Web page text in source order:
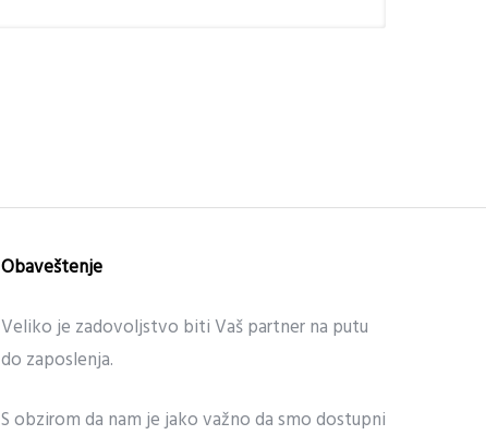
Obaveštenje
Veliko je zadovoljstvo biti Vaš partner na putu
do zaposlenja.
S obzirom da nam je jako važno da smo dostupni